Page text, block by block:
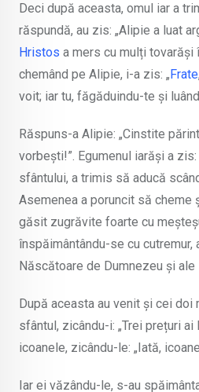
Deci după aceasta, omul iar a
răspundă, au zis: „Alipie a luat
Hristos a mers cu mulți tovarăși
chemând pe Alipie, i-a zis: „ Frate
voit; iar tu, făgăduindu-te și
Răspuns-a Alipie: „Cinstite
vorbești!”. Egumenul iarăși a
sfântului, a trimis să aducă
Asemenea a poruncit să cheme
găsit zugrăvite foarte cu
înspăimântându-se cu
Născătoare de Dumnezeu și
După aceasta au venit și cei
sfântul, zicându-i: „Trei prețuri
icoanele, zicându-le: „Iată,
Iar ei văzându-le, s-au